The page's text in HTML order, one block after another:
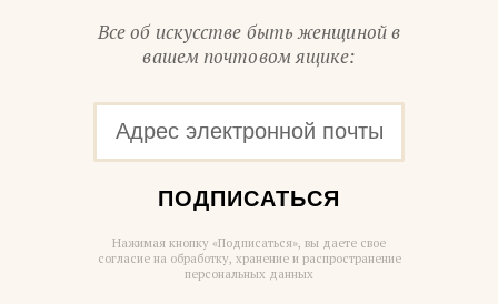
Все об искусстве быть женщиной в
вашем почтовом ящике:
ПОДПИСАТЬСЯ
Нажимая кнопку «Подписаться», вы даете свое
согласие на обработку, хранение и распространение
персональных данных